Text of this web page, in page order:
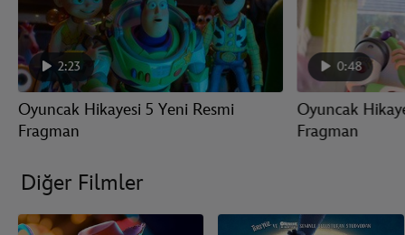
2:23
Oyuncak Hikayesi 5 Yeni Resmi
Fragman
0:48
Oyuncak
Fragman
Diğer Filmler